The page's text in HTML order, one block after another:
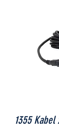
1355 Kabel